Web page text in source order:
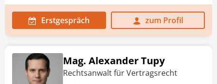
Erstgespräch zum Profil
Mag. Alexander Tupy
Rechtsanwalt für Vertragsrecht